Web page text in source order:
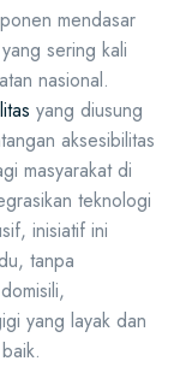
mendasar
sering kali
nasional.
yang diusung
aksesibilitas
masyarakat di
teknologi
inisiatif ini
tanpa
yang layak dan